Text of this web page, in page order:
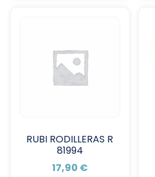
RUBI RODILLERAS R
81994
17,90 €